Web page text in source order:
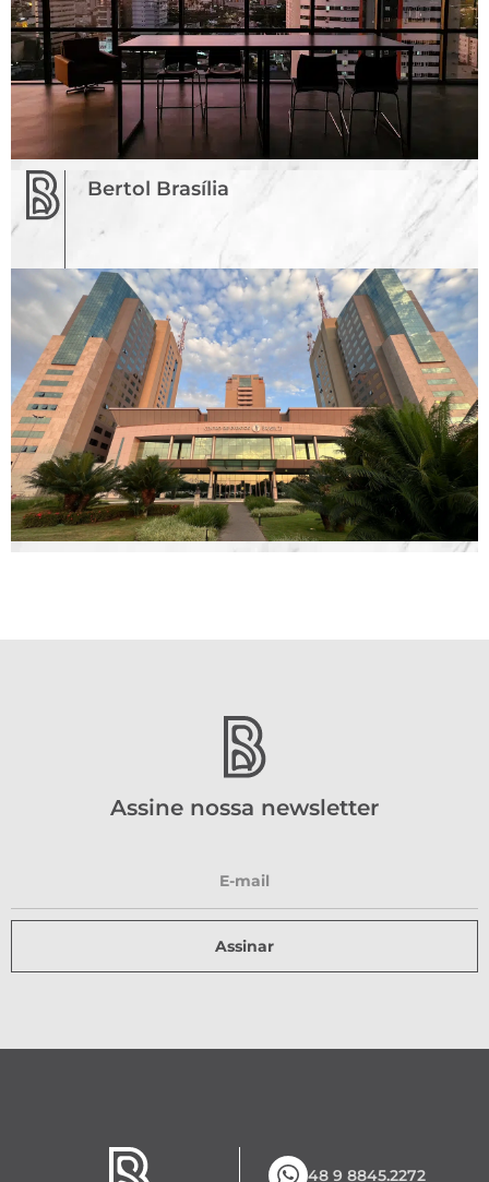
Bertol Brasília
Assine nossa newsletter
Assinar
48 9 8845.2272